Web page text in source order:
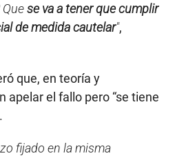
se va a tener que cumplir
de medida cautelar",
que, en teoría y
apelar el fallo pero “se tiene
fijado en la misma